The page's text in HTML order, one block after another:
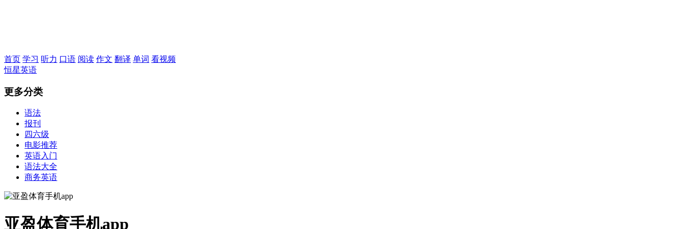
首页 学习 听力 口语 阅读 作文 翻译 单词 看视频
恒星英语
更多分类
语法
报刊
四六级
电影推荐
英语入门
语法大全
商务英语
亚盈体育手机app